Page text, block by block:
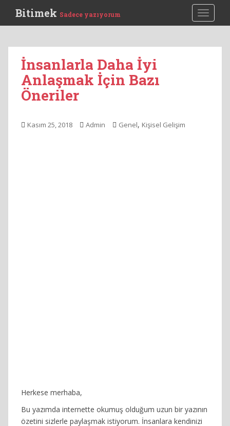
i
Bitimek Sadece yazıyorum
İnsanlarla Daha İyi
Anlaşmak İçin Bazı
Öneriler
Kasım 25, 2018 Admin Genel, Kişisel Gelişim
Herkese merhaba,
Bu yazımda internette okumuş olduğum uzun bir yazının
özetini sizlerle paylaşmak istiyorum. İnsanlara kendinizi